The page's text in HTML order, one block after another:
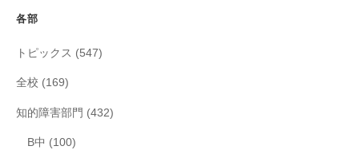
各部
トピックス (547)
全校 (169)
知的障害部門 (432)
B中 (100)